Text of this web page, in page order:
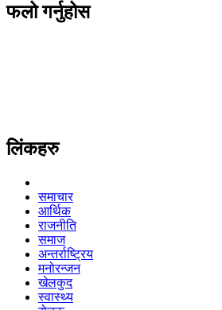
फलो गर्नुहोस
लिंकहरु
समाचार
आर्थिक
राजनीति
समाज
अन्तर्राष्ट्रिय
मनोरन्जन
खेलकुद
स्वास्थ्य